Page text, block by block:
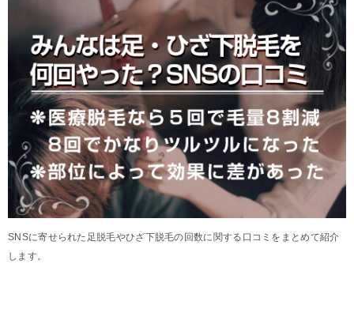
SNSに寄せられた足脱毛やひざ下脱毛の回数に関する口コミをまとめて紹介
します。